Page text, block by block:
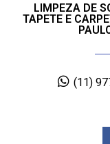
LIMPEZA DE
TAPETE E
(11)